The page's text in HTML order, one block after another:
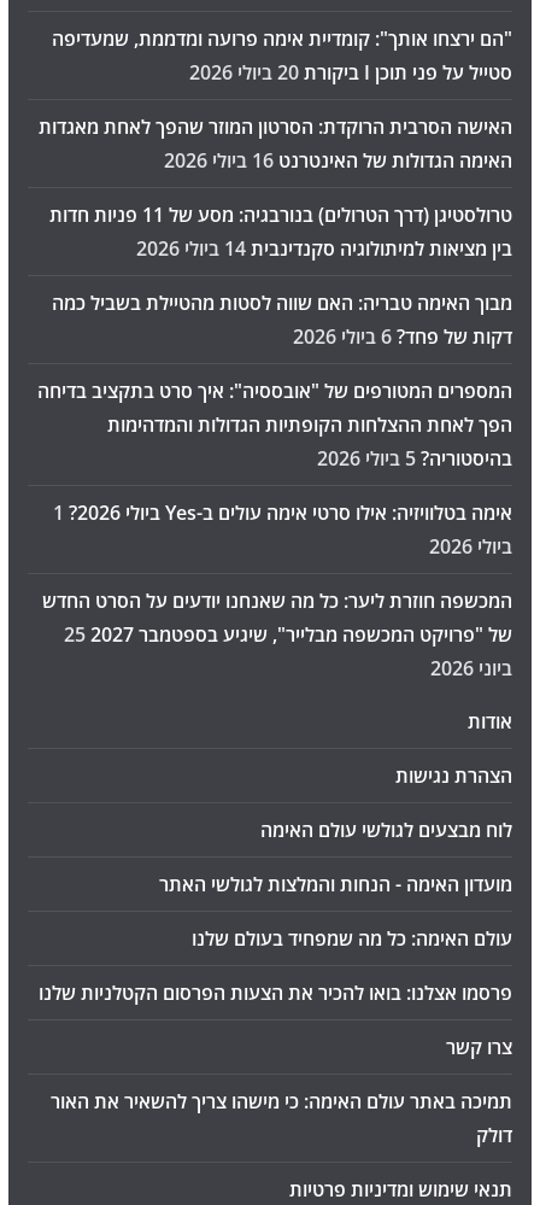
"הם ירצחו אותך": קומדיית אימה פרועה ומדממת, שמעדיפה
סטייל על פני תוכן I ביקורת
20 ביולי 2026
האישה הסרבית הרוקדת: הסרטון המוזר שהפך לאחת מאגדות
האימה הגדולות של האינטרנט 16 ביולי 2026
טרולסטיגן (דרך הטרולים) בנורבגיה: מסע של 11 פניות חדות
בין מציאות למיתולוגיה סקנדינבית14 ביולי 2026
מבוך האימה טבריה: האם שווה לסטות מהטיילת בשביל כמה
דקות של פחד?6 ביולי 2026
המספרים המטורפים של "אובססיה": איך סרט בתקציב בדיחה
הפך לאחת ההצלחות הקופתיות הגדולות והמדהימות
בהיסטוריה?5 ביולי 2026
אימה בטלוויזיה: אילו סרטי אימה עולים ב-Yes ביולי 2026?
1
ביולי 2026
המכשפה חוזרת ליער: כל מה שאנחנו יודעים על הסרט החדש
של "פרויקט המכשפה מבלייר", שיגיע בספטמבר 2027
25
ביוני 2026
אודות
הצהרת נגישות
לוח מבצעים לגולשי עולם האימה
מועדון האימה - הנחות והמלצות לגולשי האתר
עולם האימה: כל מה שמפחיד בעולם שלנו
פרסמו אצלנו: בואו להכיר את הצעות הפרסום הקטלניות שלנו
צרו קשר
תמיכה באתר עולם האימה: כי מישהו צריך להשאיר את האור
דולק
תנאי שימוש ומדיניות פרטיות